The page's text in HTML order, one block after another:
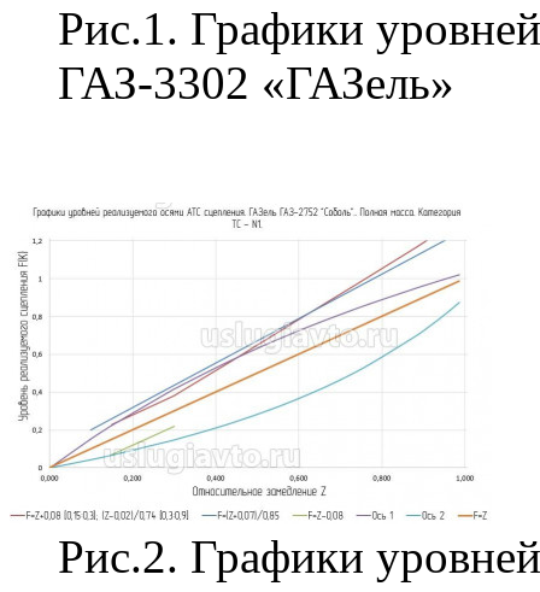
Рис.1. Графики
ГАЗ-3302 «ГАЗель»
Рис.2. Графики